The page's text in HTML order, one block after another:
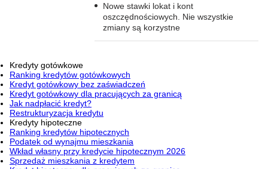
Nowe stawki lokat i kont
oszczędnościowych. Nie wszystkie
zmiany są korzystne
Kredyty gotówkowe
Ranking kredytów gotówkowych
Kredyt gotówkowy bez zaświadczeń
Kredyt gotówkowy dla pracujących za granicą
Jak nadpłacić kredyt?
Restrukturyzacja kredytu
Kredyty hipoteczne
Ranking kredytów hipotecznych
Podatek od wynajmu mieszkania
Wkład własny przy kredycie hipotecznym 2026
Sprzedaż mieszkania z kredytem